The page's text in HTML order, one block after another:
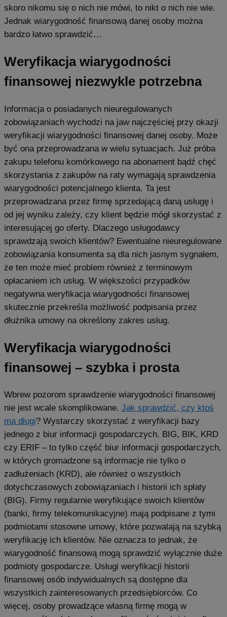
skoro nikomu się o nich nie mówi, to nikt o nich nie wie.
Jednak wiarygodność finansową danej osoby można
bardzo łatwo sprawdzić…
Weryfikacja wiarygodności
finansowej niezwykle potrzebna
Informacja o posiadanych nieuregulowanych
zobowiązaniach wychodzi na jaw najczęściej przy okazji
weryfikacji wiarygodności finansowej danej osoby. Może
być ona przeprowadzana w wielu sytuacjach. Już próba
zakupu telefonu komórkowego na abonament bądź chęć
skorzystania z zakupów na raty wymagają sprawdzenia
wiarygodności potencjalnego klienta. Ta jest
przeprowadzana przez firmę sprzedającą daną usługę i
od jej wyniku zależy, czy klient będzie mógł skorzystać z
interesującej go oferty. Dlaczego usługodawcy
sprawdzają swoich klientów? Ewentualne nieuregulowane
zobowiązania konsumenta są dla nich jasnym sygnałem,
że ten może mieć problem również z terminowym
opłacaniem ich usług. W większości przypadków
negatywna weryfikacja wiarygodności finansowej
skutecznie przekreśla możliwość podpisania przez
dłużnika umowy na określony zakres usług.
Weryfikacja wiarygodności
finansowej – szybka i prosta
Wbrew pozorom sprawdzenie wiarygodności finansowej
nie jest wcale skomplikowane. Jak sprawdzić, czy ktoś
ma długi? Wystarczy skorzystać z weryfikacji bazy
jednego z biur informacji gospodarczych. BIG, BIK, KRD
czy ERIF – to tylko część biur informacji gospodarczych,
w których gromadzone są informacje nie tylko o
zadłużeniach (KRD), ale również o wszystkich
dotychczasowych zobowiązaniach i historii ich spłaty
(BIG). Firmy regularnie weryfikujące swoich klientów
(banki, firmy telekomunikacyjne) mają podpisane z tymi
podmiotami stosowne umowy, które pozwalają na szybką
weryfikację ich klientów. Nie oznacza to jednak, że
wiarygodność finansową mogą sprawdzić wyłącznie duże
podmioty gospodarcze. Usługi weryfikacji historii
finansowej osób indywidualnych są dostępne dla
wszystkich zainteresowanych przedsiębiorców. Co
więcej, osoby prowadzące własną firmę mogą w